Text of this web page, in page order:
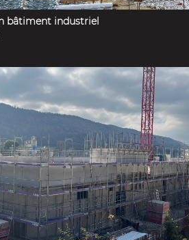
bâtiment industriel